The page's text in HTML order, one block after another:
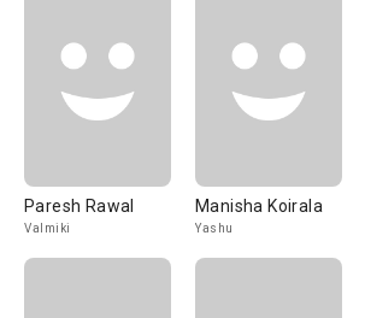
Paresh Rawal
Valmiki
Manisha Koirala
Yashu